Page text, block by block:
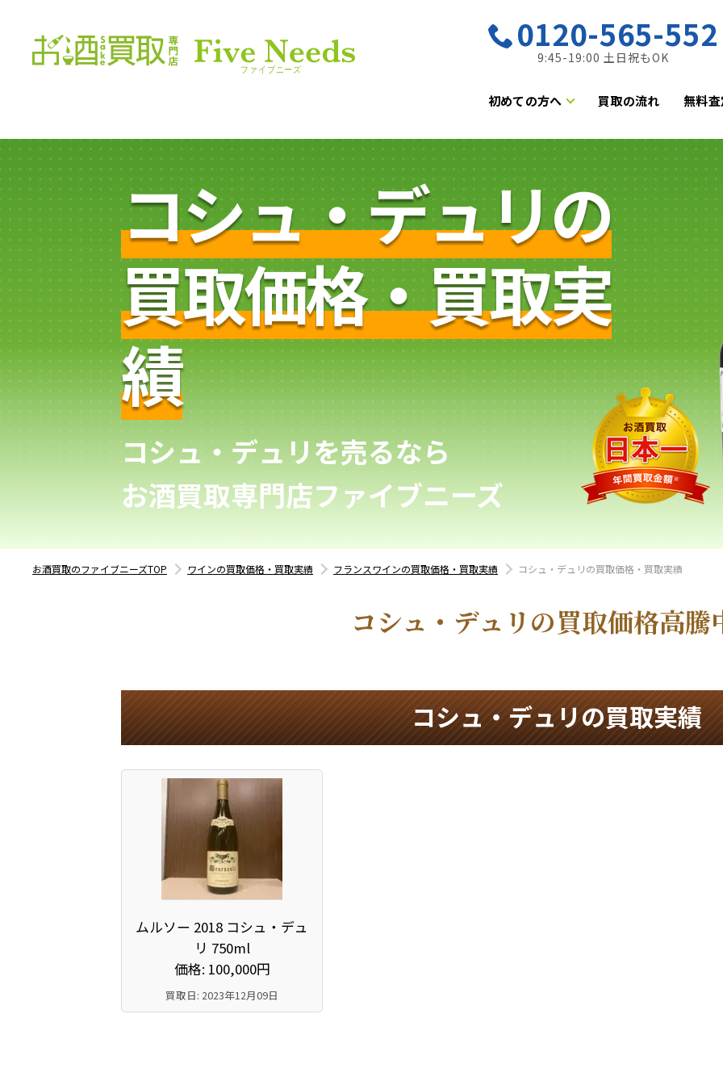
0120-565-552
9:45-19:00 土日祝もOK
初めての方へ 買取の流れ 無料
コシュ・デュリの
買取価格・買取実
績
コシュ・デュリを売るなら
お酒買取専門店ファイブニーズ
お酒買取のファイブニーズTOP ワインの買取価格・買取実績 フランスワインの買取価格・買取実績 コシュ・デュリの買取価格・買取実績
コシュ・デュリの買取価格高騰
コシュ・デュリの買取実績
ムルソー 2018 コシュ・デュ
リ 750ml
価格: 100,000円
買取日: 2023年12月09日